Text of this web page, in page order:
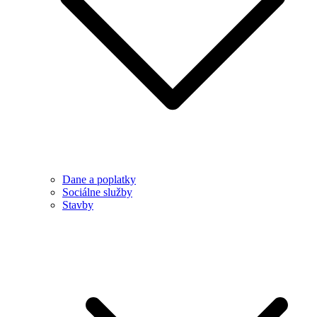
Dane a poplatky
Sociálne služby
Stavby